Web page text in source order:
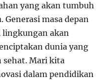
yang akan tumbuh
masa depan
lingkungan akan
dunia yang
sehat. Mari kita
dalam pendidikan